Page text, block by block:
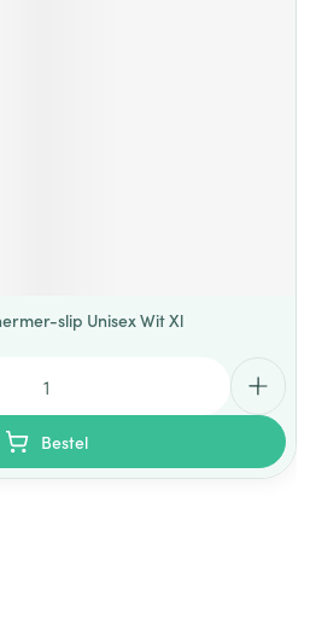
slip Unisex Wit Xl
Bestel